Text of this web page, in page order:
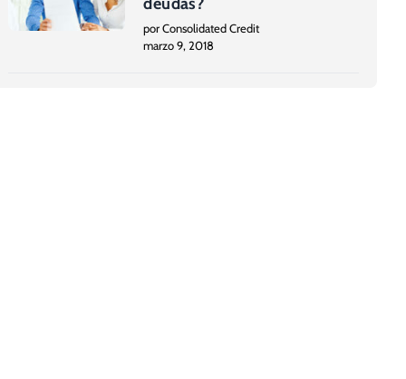
por Consolidated Credit
marzo 9, 2018